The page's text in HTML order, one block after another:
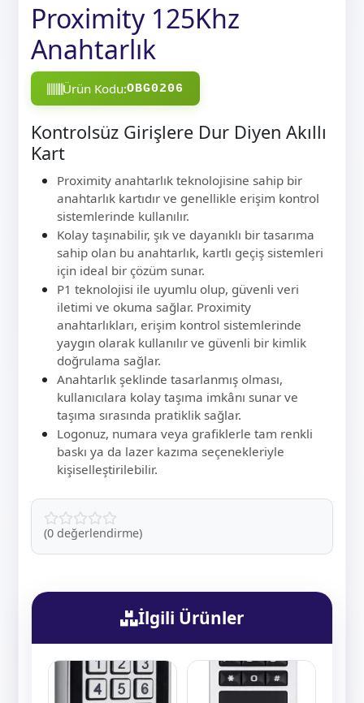
Proximity 125Khz
Anahtarlık
Ürün Kodu:OBG0206
Kontrolsüz Girişlere Dur Diyen Akıllı
Kart
Proximity anahtarlık teknolojisine sahip bir
anahtarlık kartıdır ve genellikle erişim kontrol
sistemlerinde kullanılır.
Kolay taşınabilir, şık ve dayanıklı bir tasarıma
sahip olan bu anahtarlık, kartlı geçiş sistemleri
için ideal bir çözüm sunar.
P1 teknolojisi ile uyumlu olup, güvenli veri
iletimi ve okuma sağlar. Proximity
anahtarlıkları, erişim kontrol sistemlerinde
yaygın olarak kullanılır ve güvenli bir kimlik
doğrulama sağlar.
Anahtarlık şeklinde tasarlanmış olması,
kullanıcılara kolay taşıma imkânı sunar ve
taşıma sırasında pratiklik sağlar.
Logonuz, numara veya grafiklerle tam renkli
baskı ya da lazer kazıma seçenekleriyle
kişiselleştirilebilir.
(0 değerlendirme)
İlgili Ürünler